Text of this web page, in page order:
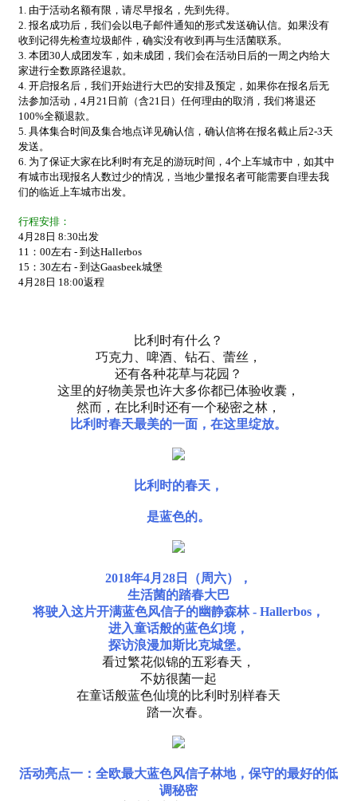
1. 由于活动名额有限，请尽早报名，先到先得。
2. 报名成功后，我们会以电子邮件通知的形式发送确认信。如果没有
收到记得先检查垃圾邮件，确实没有收到再与生活菌联系。
3. 本团30人成团发车，如未成团，我们会在活动日后的一周之内给大
家进行全数原路径退款。
4. 开启报名后，我们开始进行大巴的安排及预定，如果你在报名后无
法参加活动，4月21日前（含21日）任何理由的取消，我们将退还
100%全额退款。
5. 具体集合时间及集合地点详见确认信，确认信将在报名截止后2-3天
发送。
6. 为了保证大家在比利时有充足的游玩时间， 4个上车城市中，如其中
有城市出现报名人数过少的情况，当地少量报名者可能需要自理去我
们的临近上车城市出发。
行程安排：
4月28日 8:30出发
11：00左右 - 到达Hallerbos
15：30左右 - 到达Gaasbeek城堡
4月28日 18:00返程
比利时有什么？
巧克力、啤酒、钻石、蕾丝，
还有各种花草与花园？
这里的好物美景也许大多你都已体验收囊，
然而，在比利时还有一个秘密之林，
比利时春天最美的一面，在这里绽放。
比利时的春天，
是蓝色的。
2018年4月28日（周六），
生活菌的踏春大巴
将驶入这片开满蓝色风信子的幽静森林- Hallerbos，
进入童话般的蓝色幻境，
探访浪漫加斯比克城堡。
看过繁花似锦的五彩春天，
不妨很菌一起
在童话般蓝色仙境的比利时别样春天
踏一次春。
活动亮点一：全欧最大蓝色风信子林地，保守的最好的低
调秘密